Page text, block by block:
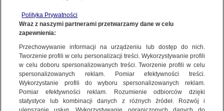
KONTAKT24|NAJNOWSZE
Wypadek w wesołym miasteczku. Konar
drzewa ranił pięć osób
9 CZERWCA 2014 6:55
GORĄCE TEMATY
WIĘCEJ
KANAŁY
Polityka Prywatności
Wraz z naszymi partnerami przetwarzamy dane w celu
zapewnienia:
Przechowywanie informacji na urządzeniu lub dostęp do nich.
Tworzenie profili w celu personalizacji treści. Wykorzystywanie profili
w celu doboru spersonalizowanych treści. Tworzenie profili w celu
spersonalizowanych reklam. Pomiar efektywności treści.
Wykorzystanie profili do wyboru spersonalizowanych reklam.
Pomiar efektywności reklam. Rozumienie odbiorców dzięki
statystyce lub kombinacji danych z różnych źródeł. Rozwój i